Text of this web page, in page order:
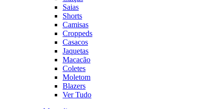
Saias
Shorts
Camisas
Croppeds
Casacos
Jaquetas
Macacão
Coletes
Moletom
Blazers
Ver Tudo